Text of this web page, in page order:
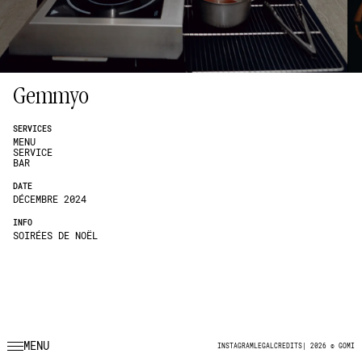
Gemmyo
SERVICES
MENU
SERVICE
BAR
DATE
DÉCEMBRE 2024
INFO
SOIRÉES DE NOËL
MENU INSTAGRAM LEGALCREDITS |2026 © GOMI